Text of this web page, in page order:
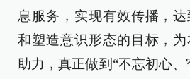
息服务，实现有效传播，
和塑造意识形态的目标，
助力，真正做到“不忘初心